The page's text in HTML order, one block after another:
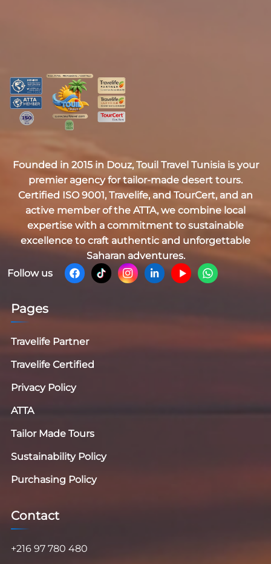
Founded in 2015 in Douz, Touil Travel Tunisiais your
premier agency for tailor-made desert tours.
Certified ISO 9001, Travelife, and TourCert, and an
active member of the ATTA, we combine local
expertise with a commitment to sustainable
excellence to craft authentic and unforgettable
Saharan adventures.
Follow us
Pages
Travelife Partner
Travelife Certified
Privacy Policy
ATTA
Tailor Made Tours
Sustainability Policy
Purchasing Policy
Contact
+216 97 780 480